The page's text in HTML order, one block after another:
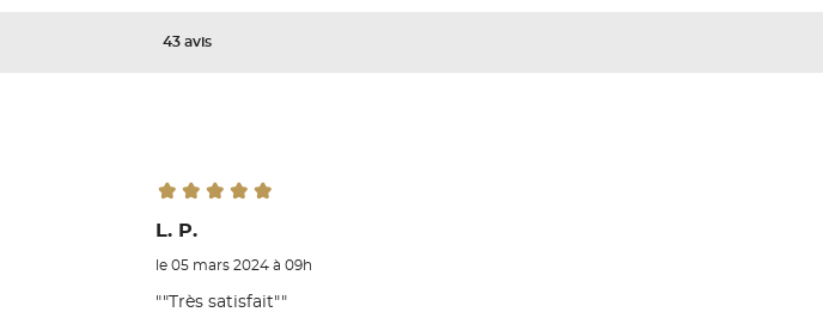
43 avis
L. P.
le 05 mars 2024 à 09h
""Très satisfait""